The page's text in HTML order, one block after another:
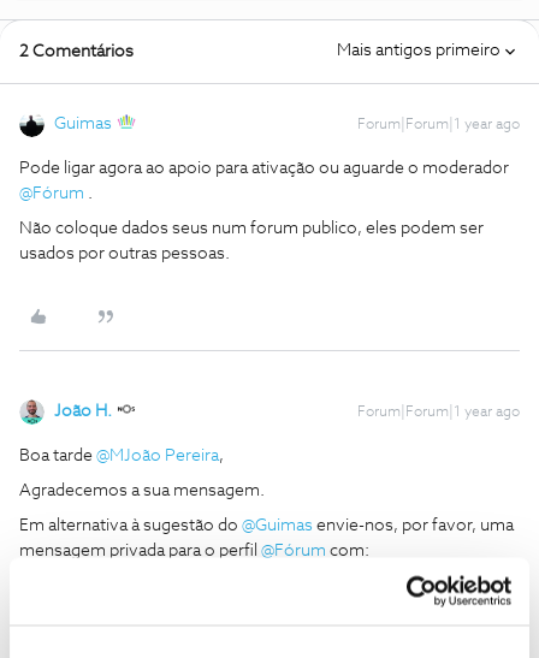
2 Comentários Mais antigos primeiro
Guimas Forum|Forum|1 year ago
Pode ligar agora ao apoio para ativação ou aguarde o moderador
@Fórum .
Não coloque dados seus num forum publico, eles podem ser
usados por outras pessoas.
João H. Forum|Forum|1 year ago
Boa tarde @MJoão Pereira,
Agradecemos a sua mensagem.
Em alternativa à sugestão do @Guimas envie-nos, por favor, uma
mensagem privada para o perfil @Fórum com: